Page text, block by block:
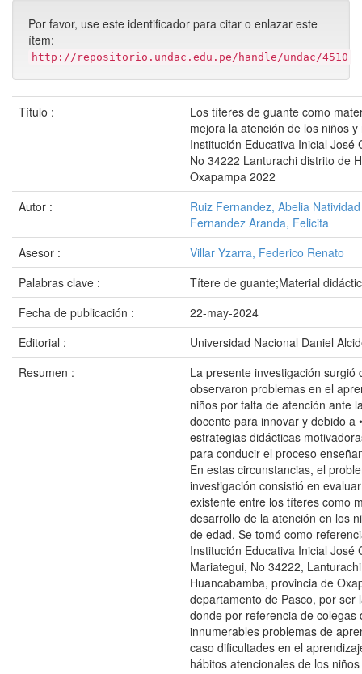
Por favor, use este identificador para citar o enlazar este
ítem:
http://repositorio.undac.edu.pe/handle/undac/4510
Título :
Los títeres de guante como
mejora la atención de los niños
Institución Educativa Inicial José
No 34222 Lanturachi distrito de
Oxapampa 2022
Autor :
Ruiz Fernandez, Abelia Natividad
Fernandez Aranda, Felicita
Asesor :
Villar Yzarra, Federico Renato
Palabras clave :
Títere de guante;Material
Fecha de publicación :
22-may-2024
Editorial :
Universidad Nacional Daniel
Resumen :
La presente investigación surgió
observaron problemas en el
niños por falta de atención ante
docente para innovar y debido a
estrategias didácticas
para conducir el proceso
En estas circunstancias, el
investigación consistió en
existente entre los títeres como
desarrollo de la atención en los
de edad. Se tomó como
Institución Educativa Inicial José
Mariategui, No 34222,
Huancabamba, provincia de
departamento de Pasco, por ser
donde por referencia de colegas
innumerables problemas de
caso dificultades en el
hábitos atencionales de los